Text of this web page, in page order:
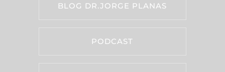
BLOG DR.JORGE PLANAS
PODCAST